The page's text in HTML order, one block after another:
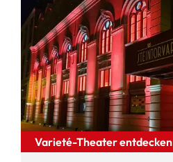
Varieté-Theater entdecken